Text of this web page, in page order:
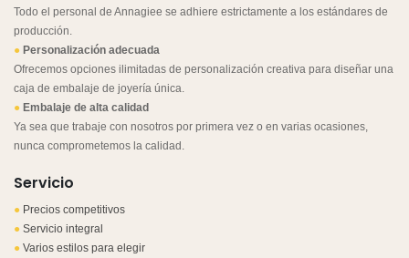
Todo el personal de Annagiee se adhiere estrictamente a los estándares de
producción.
● Personalización adecuada
Ofrecemos opciones ilimitadas de personalización creativa para diseñar una
caja de embalaje de joyería única.
● Embalaje de alta calidad
Ya sea que trabaje con nosotros por primera vez o en varias ocasiones,
nunca comprometemos la calidad.
Servicio
● Precios competitivos
● Servicio integral
● Varios estilos para elegir